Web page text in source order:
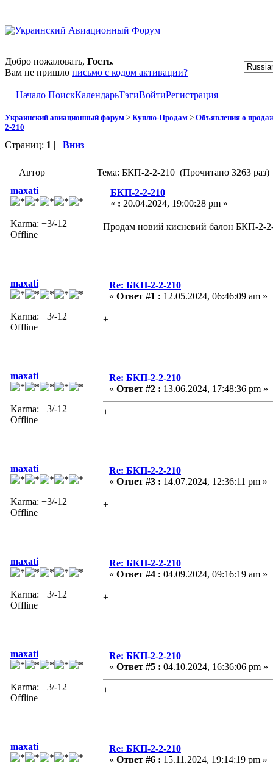
Добро пожаловать, Гость.
Вам не пришло письмо с кодом активации?
Начало ПоискКалендарьТэгиВойтиРегистрация
Украинский авиационный форум > Куплю-Продам > Объявления о
2-210
Страниц: 1 | Вниз
Автор
Тема: БКП-2-2-210 (Прочитано 3263 раз)
maxati
Karma: +3/-12
Offline
БКП-2-2-210
« : 20.04.2024, 19:00:28 pm »
Продам новий кисневий балон БКП-2-
maxati
Karma: +3/-12
Offline
Re: БКП-2-2-210
« Ответ #1 : 12.05.2024, 06:46:09 am »
+
maxati
Karma: +3/-12
Offline
Re: БКП-2-2-210
« Ответ #2 : 13.06.2024, 17:48:36 pm »
+
maxati
Karma: +3/-12
Offline
Re: БКП-2-2-210
« Ответ #3 : 14.07.2024, 12:36:11 pm »
+
maxati
Karma: +3/-12
Offline
Re: БКП-2-2-210
« Ответ #4 : 04.09.2024, 09:16:19 am »
+
maxati
Karma: +3/-12
Offline
Re: БКП-2-2-210
« Ответ #5 : 04.10.2024, 16:36:06 pm »
+
maxati
Re: БКП-2-2-210
« Ответ #6 : 15.11.2024, 19:14:19 pm »